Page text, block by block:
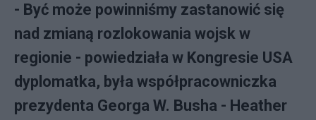
- Być może powinniśmy zastanowić się
nad zmianą rozlokowania wojsk w
regionie - powiedziała w Kongresie USA
dyplomatka, była współpracowniczka
prezydenta Georga W. Busha - Heather